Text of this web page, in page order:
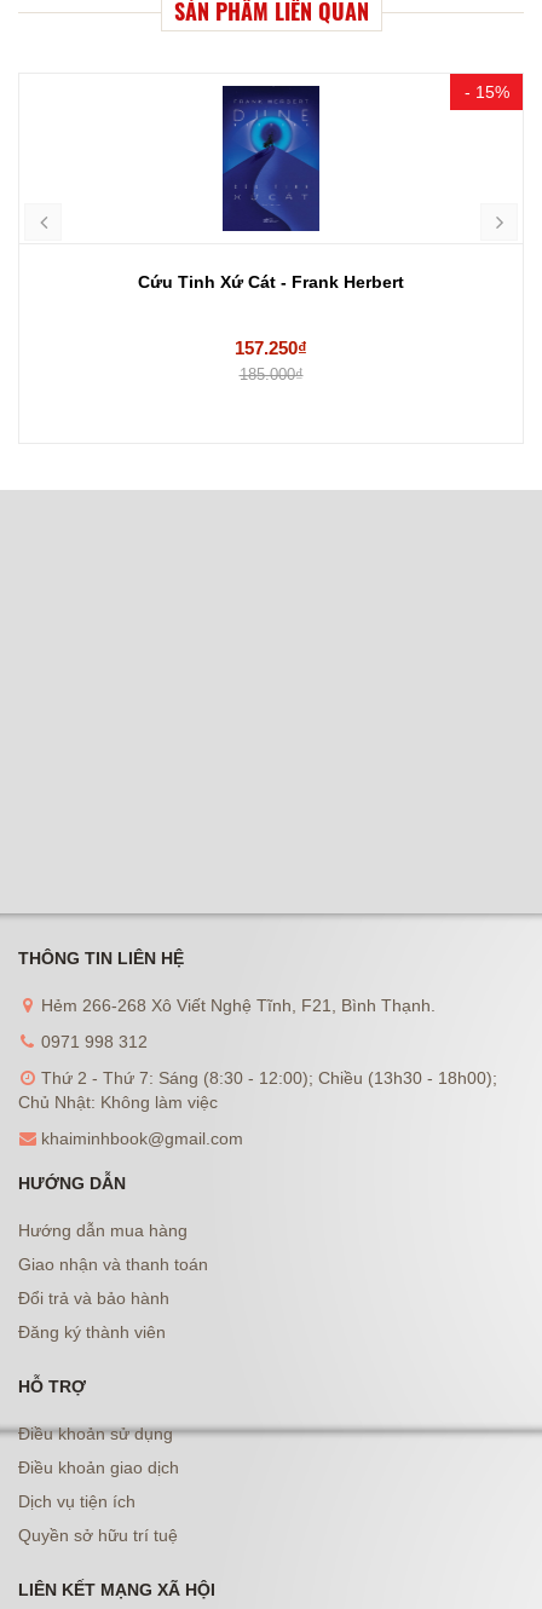
SẢN PHẨM LIÊN QUAN
- 15%
Cứu Tinh Xứ Cát - Frank Herbert
157.250₫
185.000₫
THÔNG TIN LIÊN HỆ
Hẻm 266-268 Xô Viết Nghệ Tĩnh, F21, Bình Thạnh.
0971 998 312
Thứ 2 - Thứ 7: Sáng (8:30 - 12:00); Chiều (13h30 - 18h00);
Chủ Nhật: Không làm việc
khaiminhbook@gmail.com
HƯỚNG DẪN
Hướng dẫn mua hàng
Giao nhận và thanh toán
Đổi trả và bảo hành
Đăng ký thành viên
HỖ TRỢ
Điều khoản sử dụng
Điều khoản giao dịch
Dịch vụ tiện ích
Quyền sở hữu trí tuệ
LIÊN KẾT MẠNG XÃ HỘI